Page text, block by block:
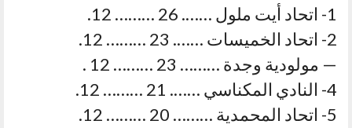
1- اتحاد أيت ملول ……. 26 ……… 12.
2- اتحاد الخميسات ……. 23 ……… 12.
— مولودية وجدة ……… 23 ……… 12 .
4- النادي المكناسي ……. 21 ……… 12.
5- اتحاد المحمدية ……… 20 ……… 12.